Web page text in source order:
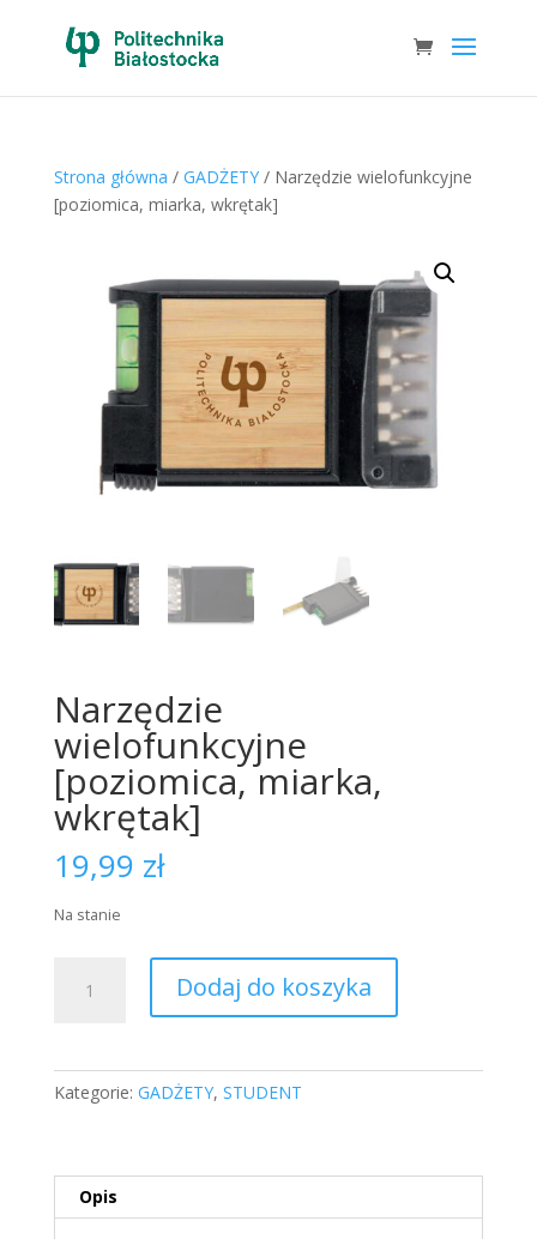
Strona główna / GADŻETY/ Narzędzie wielofunkcyjne
[poziomica, miarka, wkrętak]
Narzędzie
wielofunkcyjne
[poziomica, miarka,
wkrętak]
19,99 zł
Na stanie
Narzędzie
wkrętak]
Dodaj do koszyka
Kategorie: GADŻETY, STUDENT
Opis